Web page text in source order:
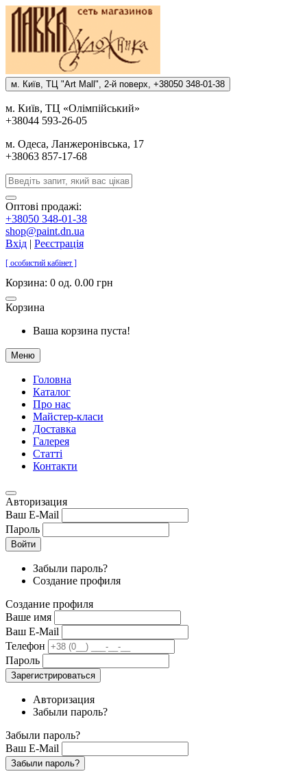
м. Киïв, ТЦ "Art Mall", 2-й поверх, +38050 348-01-38
м. Киïв, ТЦ «Олiмпiйський»
+38044 593-26-05
м. Одеса, Ланжеронiвська, 17
+38063 857-17-68
Оптові продажі:
+38050 348-01-38
shop@paint.dn.ua
Вхід | Реєстрація
[ особистий кабінет ]
Корзина: 0 од. 0.00 грн
Корзина
Ваша корзина пуста!
Меню
Головна
Каталог
Про нас
Майстер-класи
Доставка
Галерея
Статтi
Контакти
Авторизация
Ваш E-Mail
Пароль
Войти
Забыли пароль?
Создание профиля
Создание профиля
Ваше имя
Ваш E-Mail
Телефон
Пароль
Зарегистрироваться
Авторизация
Забыли пароль?
Забыли пароль?
Ваш E-Mail
Забыли пароль?